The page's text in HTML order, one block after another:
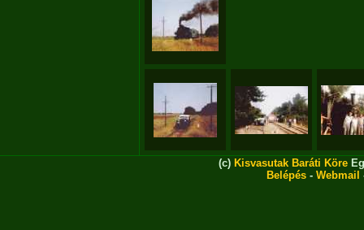
(c) Kisvasutak Baráti Köre
Belépés - Webmail